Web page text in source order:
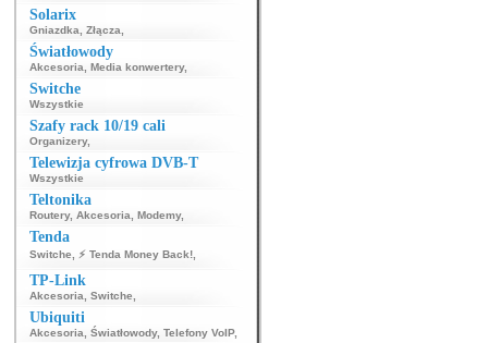
Solarix
Gniazdka Złącza
Światłowody
Akcesoria Media konwertery,
Switche
Wszystkie
Szafy rack 10/19 cali
Organizery,
Telewizja cyfrowa DVB-T
Wszystkie
Teltonika
Routery, Akcesoria Modemy,
Tenda
Switche ⚡ Tenda Money Back!
TP-Link
Akcesoria Switche
Ubiquiti
Akcesoria Światłowody, Telefony VoIP,